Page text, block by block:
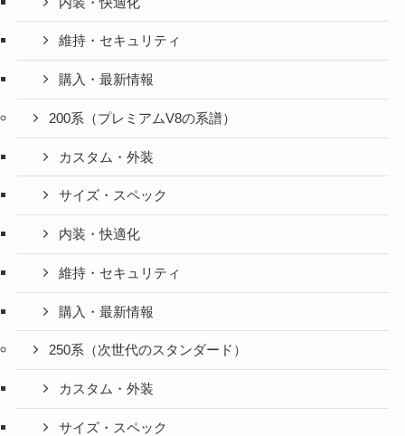
維持・セキュリティ
購入・最新情報
200系（プレミアムV8の系譜）
カスタム・外装
サイズ・スペック
内装・快適化
維持・セキュリティ
購入・最新情報
250系（次世代のスタンダード）
カスタム・外装
サイズ・スペック